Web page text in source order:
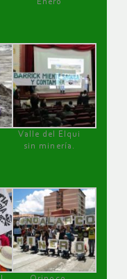
Enero
Valle del Elqui
sin minería.